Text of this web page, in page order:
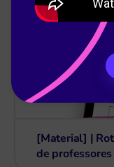
[Material] |
de professores